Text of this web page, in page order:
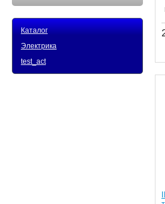
Каталог
Электрика
test_act